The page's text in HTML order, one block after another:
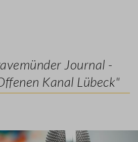
Journal -
Kanal Lübeck"